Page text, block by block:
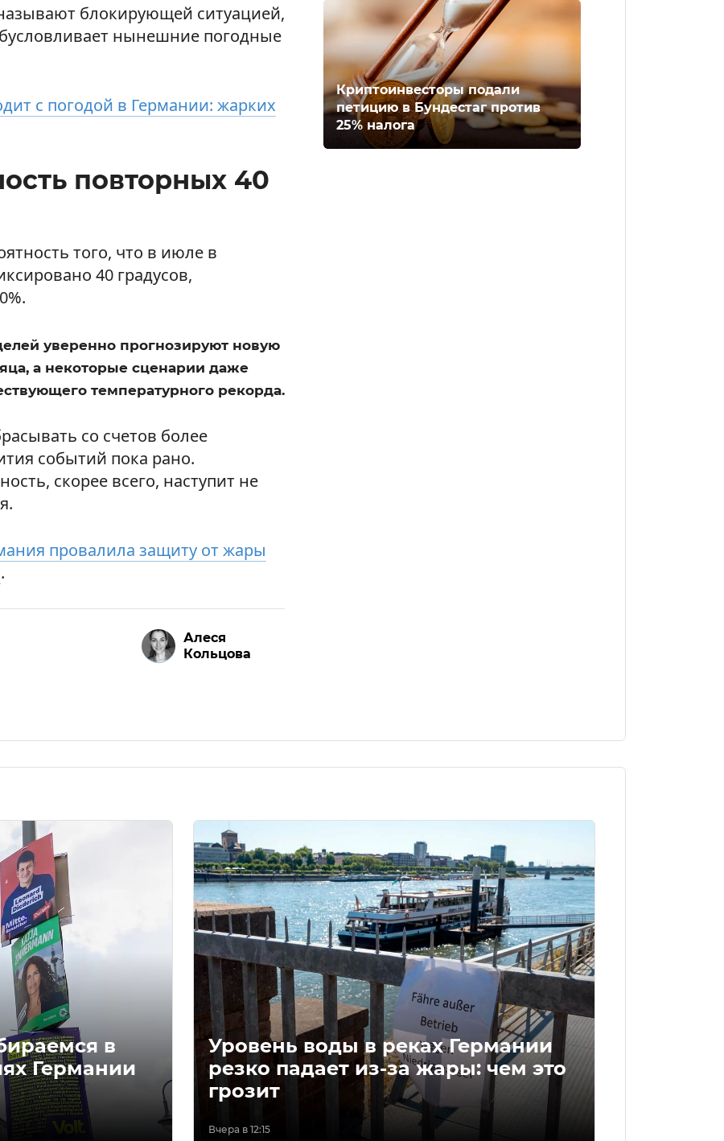
блокирующей ситуацией,
нынешние погодные
с погодой в Германии: жарких
повторных 40
того, что в июле в
40 градусов,
уверенно прогнозируют новую
а некоторые сценарии даже
температурного рекорда.
со счетов более
событий пока рано.
скорее всего, наступит не
провалила защиту от жары
.
Алеся
Кольцова
Криптоинвесторы подали
петицию в Бундестаг против
25% налога
в
Германии
Уровень воды в реках Германии
резко падает из-за жары: чем это
грозит
Вчера в 12:15